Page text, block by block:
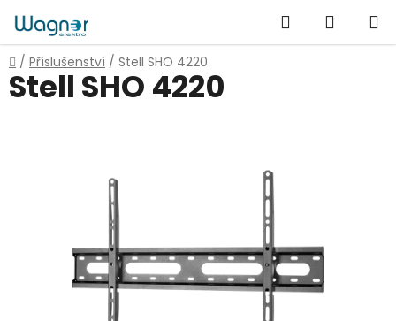
na
obsah
Hledat
KOŠÍK
Domů
/ Příslušenství / Stell SHO 4220
Stell SHO 4220